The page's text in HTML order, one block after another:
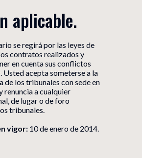
aplicable.
se regirá por las leyes de
contratos realizados y
en cuenta sus conflictos
Usted acepta someterse a la
de los tribunales con sede en
renuncia a cualquier
de lugar o de foro
tribunales.
vigor: 10 de enero de 2014.